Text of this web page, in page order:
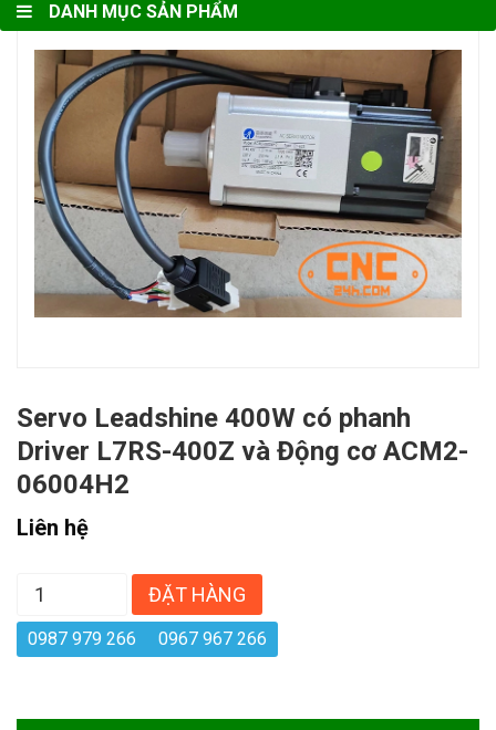
DANH MỤC SẢN PHẨM
Servo Leadshine 400W có phanh
Driver L7RS-400Z và Động cơ ACM2-
06004H2
Liên hệ
ĐẶT HÀNG
0987 979 266 0967 967 266